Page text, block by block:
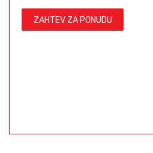
ZAHTEV ZA PONUDU